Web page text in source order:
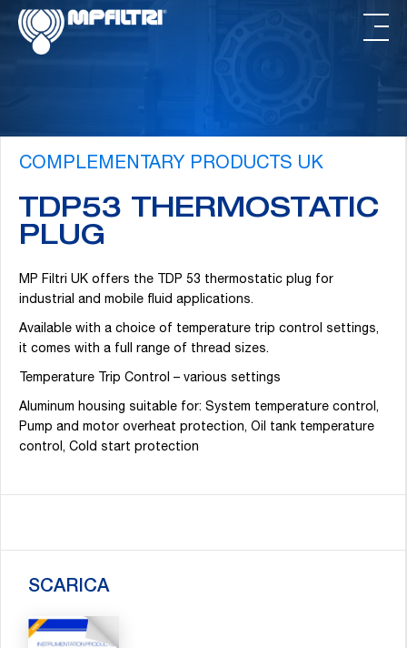
Passa
contenuto
Passa
COMPLEMENTARY PRODUCTS UK
TDP53 THERMOSTATIC
PLUG
MP Filtri UK offers the TDP 53 thermostatic plug for
industrial and mobile fluid applications.
Available with a choice of temperature trip control settings,
it comes with a full range of thread sizes.
Temperature Trip Control – various settings
Aluminum housing suitable for: System temperature control,
Pump and motor overheat protection, Oil tank temperature
control, Cold start protection
SCARICA